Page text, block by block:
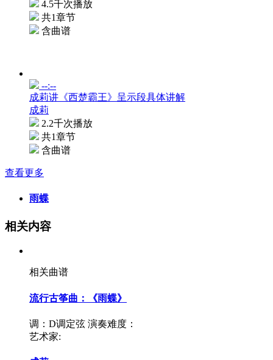
4.5千次播放
共1章节
含曲谱
--:--
成莉讲《西楚霸王》呈示段具体讲解
成莉
2.2千次播放
共1章节
含曲谱
查看更多
雨蝶
相关内容
相关曲谱
流行古筝曲：《雨蝶》
调：D调定弦 演奏难度：
艺术家: